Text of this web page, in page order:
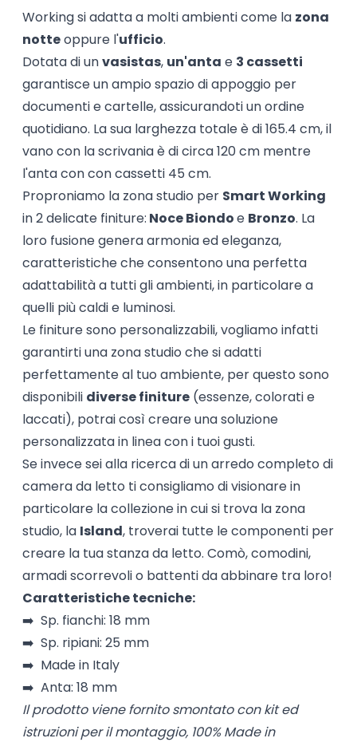
Working si adatta a molti ambienti come la zona
notteoppure l'ufficio.
Dotata di unvasistas, un'anta e 3 cassetti
garantisce un ampio spazio di appoggio per
documenti e cartelle, assicurandoti un ordine
quotidiano. La sua larghezza totale è di 165.4 cm, il
vano con la scrivania è di circa 120 cm mentre
l'anta con con cassetti 45 cm.
Proproniamo la zona studio per Smart Working
in 2 delicate finiture: Noce Biondoe Bronzo. La
loro fusione genera armonia ed eleganza,
caratteristiche che consentono una perfetta
adattabilità a tutti gli ambienti, in particolare a
quelli più caldi e luminosi.
Le finiture sono personalizzabili, vogliamo infatti
garantirti una zona studio che si adatti
perfettamente al tuo ambiente, per questo sono
disponibili diverse finiture(essenze, colorati e
laccati), potrai così creare una soluzione
personalizzata in linea con i tuoi gusti.
Se invece sei alla ricerca di un arredo completo di
camera da letto ti consigliamo di visionare in
particolare la collezione in cui si trova la zona
studio, la Island, troverai tutte le componenti per
creare la tua stanza da letto. Comò, comodini,
armadi scorrevoli o battenti da abbinare tra loro!
Caratteristiche tecniche:
➡️ Sp. fianchi: 18 mm
➡️ Sp. ripiani: 25 mm
➡️ Made in Italy
➡️ Anta: 18 mm
Il prodotto viene fornito smontato con kit ed
istruzioni per il montaggio, 100% Made in